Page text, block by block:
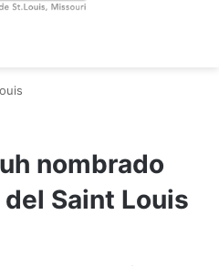
nombrado
Saint Louis